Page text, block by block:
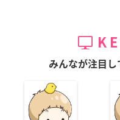
みんなが注目し